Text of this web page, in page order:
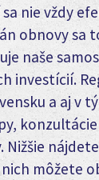
nie vždy
obnovy sa
naše
investícií. R
a aj v
Nižšie
môžete